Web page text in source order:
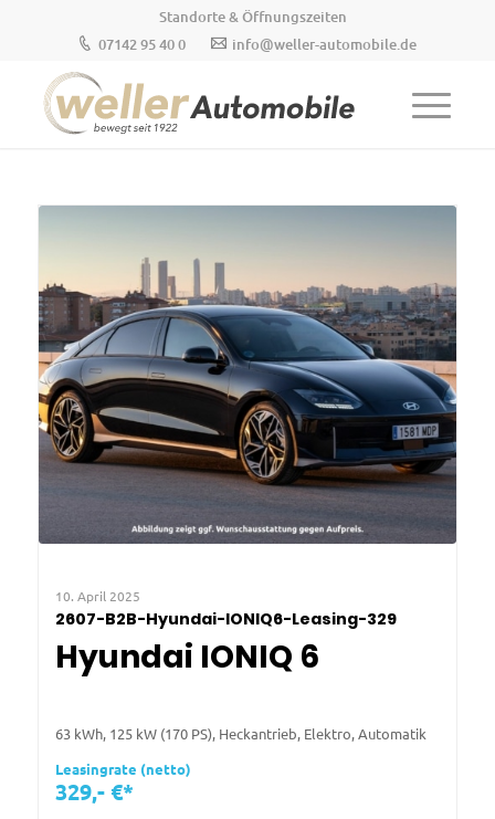
Standorte & Öffnungszeiten
07142 95 40 0
info@weller-automobile.de
10. April 2025
2607-B2B-Hyundai-IONIQ6-Leasing-329
Hyundai IONIQ 6
63 kWh, 125 kW (170 PS), Heckantrieb, Elektro, Automatik
Leasingrate (netto)
329,- €*